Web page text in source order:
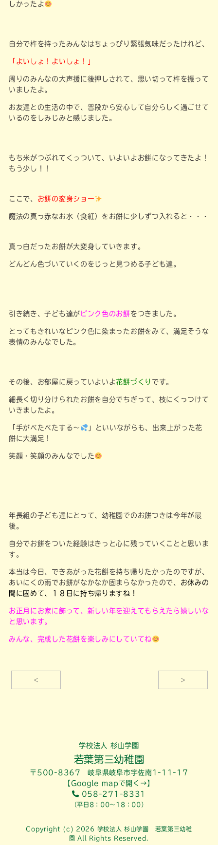
しかったよ
自分で杵を持ったみんなはちょっぴり緊張気味だったけれど、
「よいしょ！よいしょ！」
周りのみんなの大声援に後押しされて、思い切って杵を振って
いましたよ。
お友達との生活の中で、普段から安心して自分らしく過ごせて
いるのをしみじみと感じました。
もち米がつぶれてくっついて、いよいよお餅になってきたよ！
もう少し！！
ここで、 お餅の変身ショー
魔法の真っ赤なお水（食紅）をお餅に少しずつ入れると・・・
真っ白だったお餅が大変身していきます。
どんどん色づいていくのをじっと見つめる子ども達。
引き続き、子ども達が ピンク色のお餅をつきました。
とってもきれいなピンク色に染まったお餅をみて、満足そうな
表情のみんなでした。
その後、お部屋に戻っていよいよ花餅づくり です。
細長く切り分けられたお餅を自分でちぎって、枝にくっつけて
いきましたよ。
「手がべたべたする～
」といいながらも、出来上がった花
餅に大満足！
笑顔・笑顔のみんなでした
年長組の子ども達にとって、幼稚園でのお餅つきは今年が最
後。
自分でお餅をついた経験はきっと心に残っていくことと思いま
す。
本当は今日、できあがった花餅を持ち帰りたかったのですが、
あいにくの雨でお餅がなかなか固まらなかったので、 お休みの
間に固めて、１８日に持ち帰りますね！
お正月にお家に飾って、新しい年を迎えてもらえたら嬉しいな
と思います。
みんな、完成した花餅を楽しみにしていてね
< >
学校法人 杉山学園
若葉第三幼稚園
〒500-8367 岐阜県岐阜市宇佐南1-11-17
【Google mapで開く→】
058-271-8331
（平日8：00～18：00）
Copyright (c) 2026 学校法人 杉山学園 若葉第三幼稚
園 All Rights Reserved.